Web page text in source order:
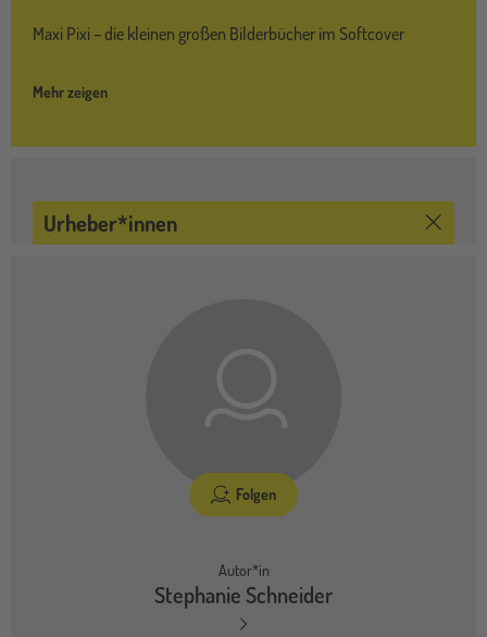
Maxi Pixi – die kleinen großen Bilderbücher im Softcover
Mehr zeigen
Urheber*innen
Folgen
Autor*in
Stephanie Schneider